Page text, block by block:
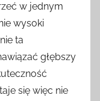
w jednym
wysoki
ta
głębszy
się więc nie